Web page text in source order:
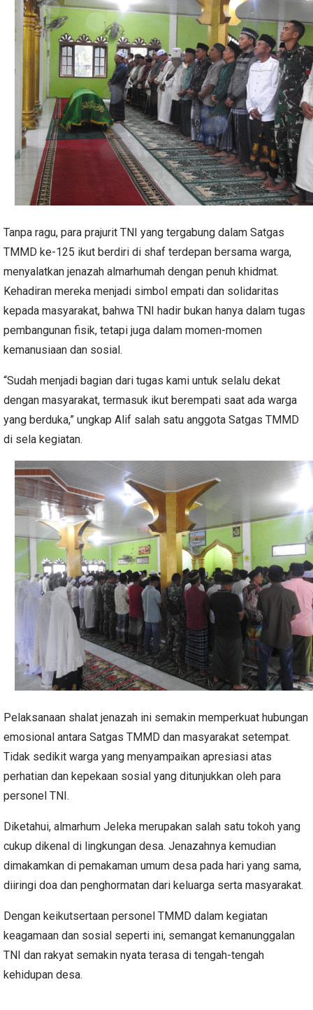
Tanpa ragu, para prajurit TNI yang tergabung dalam Satgas
TMMD ke-125 ikut berdiri di shaf terdepan bersama warga,
menyalatkan jenazah almarhumah dengan penuh khidmat.
Kehadiran mereka menjadi simbol empati dan solidaritas
kepada masyarakat, bahwa TNI hadir bukan hanya dalam tugas
pembangunan fisik, tetapi juga dalam momen-momen
kemanusiaan dan sosial.
“Sudah menjadi bagian dari tugas kami untuk selalu dekat
dengan masyarakat, termasuk ikut berempati saat ada warga
yang berduka,” ungkap Alif salah satu anggota Satgas TMMD
di sela kegiatan.
Pelaksanaan shalat jenazah ini semakin memperkuat hubungan
emosional antara Satgas TMMD dan masyarakat setempat.
Tidak sedikit warga yang menyampaikan apresiasi atas
perhatian dan kepekaan sosial yang ditunjukkan oleh para
personel TNI.
Diketahui, almarhum Jeleka merupakan salah satu tokoh yang
cukup dikenal di lingkungan desa. Jenazahnya kemudian
dimakamkan di pemakaman umum desa pada hari yang sama,
diiringi doa dan penghormatan dari keluarga serta masyarakat.
Dengan keikutsertaan personel TMMD dalam kegiatan
keagamaan dan sosial seperti ini, semangat kemanunggalan
TNI dan rakyat semakin nyata terasa di tengah-tengah
kehidupan desa.